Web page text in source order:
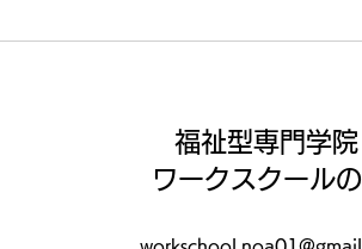
いよいよ納涼祭まであと1
福祉型専門学院
ワークスクール